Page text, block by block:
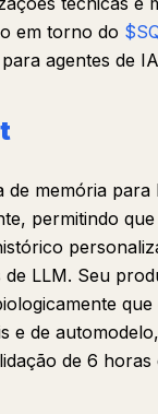
em torno do
agentes de
memória
permitindo
LLM. Seu
e de
de 6